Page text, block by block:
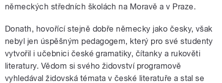
německých středních školách na Moravě a v Praze.
Donath, hovořící stejně dobře německy jako česky, však
nebyl jen úspěšným pedagogem, který pro své studenty
vytvořil i učebnici české gramatiky, čítanky a rukověti
literatury. Vědom si svého židovství programově
vyhledával židovská témata v české literatuře a stal se